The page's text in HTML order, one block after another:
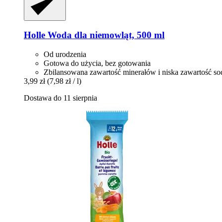
Holle Woda dla niemowląt, 500 ml
Od urodzenia
Gotowa do użycia, bez gotowania
Zbilansowana zawartość minerałów i niska zawartość
3,99 zł (7,98 zł / l)
Dostawa do 11 sierpnia